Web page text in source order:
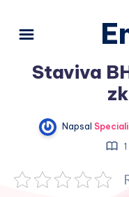
Staviva
Napsal